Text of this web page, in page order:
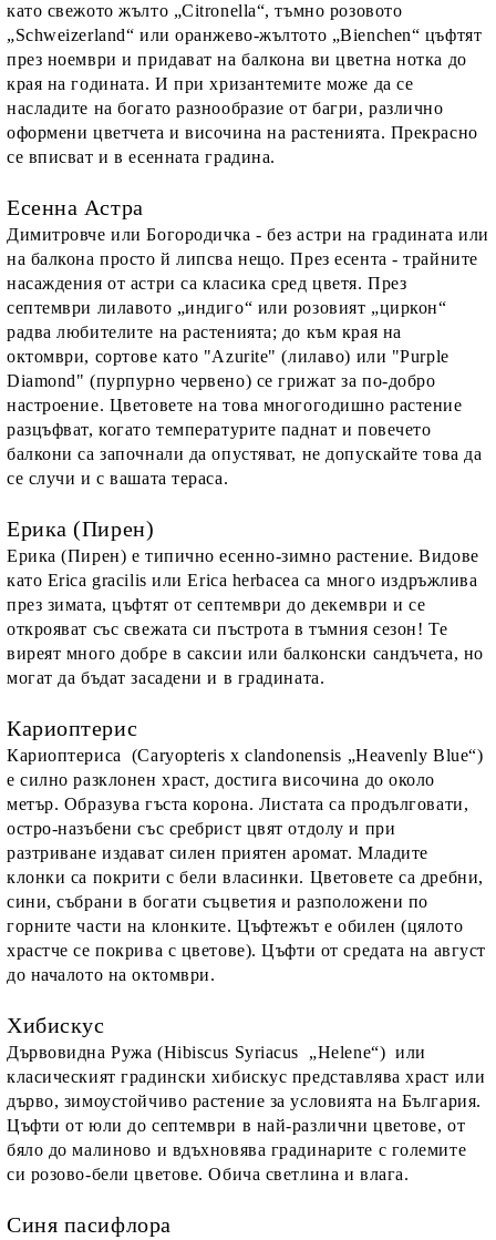
като свежото жълто „Citronella“, тъмно розовото
„Schweizerland“ или оранжево-жълтото „Bienchen“ цъфтят
през ноември и придават на балкона ви цветна нотка до
края на годината. И при хризантемите може да се
насладите на богато разнообразие от багри, различно
оформени цветчета и височина на растенията. Прекрасно
се вписват и в есенната градина.
Есенна Астра
Димитровче или Богородичка - без астри на градината или
на балкона просто й липсва нещо. През есента - трайните
насаждения от астри са класика сред цветя. През
септември лилавото „индиго“ или розовият „циркон“
радва любителите на растенията; до към края на
октомври, сортове като "Azurite" (лилаво) или "Purple
Diamond" (пурпурно червено) се грижат за по-добро
настроение. Цветовете на това многогодишно растение
разцъфват, когато температурите паднат и повечето
балкони са започнали да опустяват, не допускайте това да
се случи и с вашата тераса.
Ерика (Пирен)
Ерика (Пирен) е типично есенно-зимно растение. Видове
като Erica gracilis или Erica herbacea са много издръжлива
през зимата, цъфтят от септември до декември и се
открояват със свежата си пъстрота в тъмния сезон! Те
виреят много добре в саксии или балконски сандъчета, но
могат да бъдат засадени и в градината.
Кариоптерис
Кариоптериса (Caryopteris x clandonensis „Heavenly Blue“)
е силно разклонен храст, достига височина до около
метър. Образува гъста корона. Листата са продълговати,
остро-назъбени със сребрист цвят отдолу и при
разтриване издават силен приятен аромат. Младите
клонки са покрити с бели власинки. Цветовете са дребни,
сини, събрани в богати съцветия и разположени по
горните части на клонките. Цъфтежът е обилен (цялото
храстче се покрива с цветове). Цъфти от средата на август
до началото на октомври.
Хибискус
Дървовидна Ружа (Hibiscus Syriacus „Helene“) или
класическият градински хибискус представлява храст или
дърво, зимоустойчиво растение за условията на България.
Цъфти от юли до септември в най-различни цветове, от
бяло до малиново и вдъхновява градинарите с големите
си розово-бели цветове. Обича светлина и влага.
Синя пасифлора